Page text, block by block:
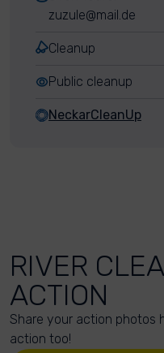
zuzule@mail.de
Cleanup
Public cleanup
NeckarCleanUp
RIVER
ACTION
Share your action photos
action too!